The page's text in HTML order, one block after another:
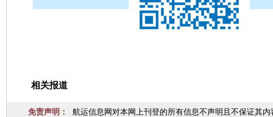
相关报道
免责声明：
航运信息网对本网上刊登的所有信息不声明且不保证其